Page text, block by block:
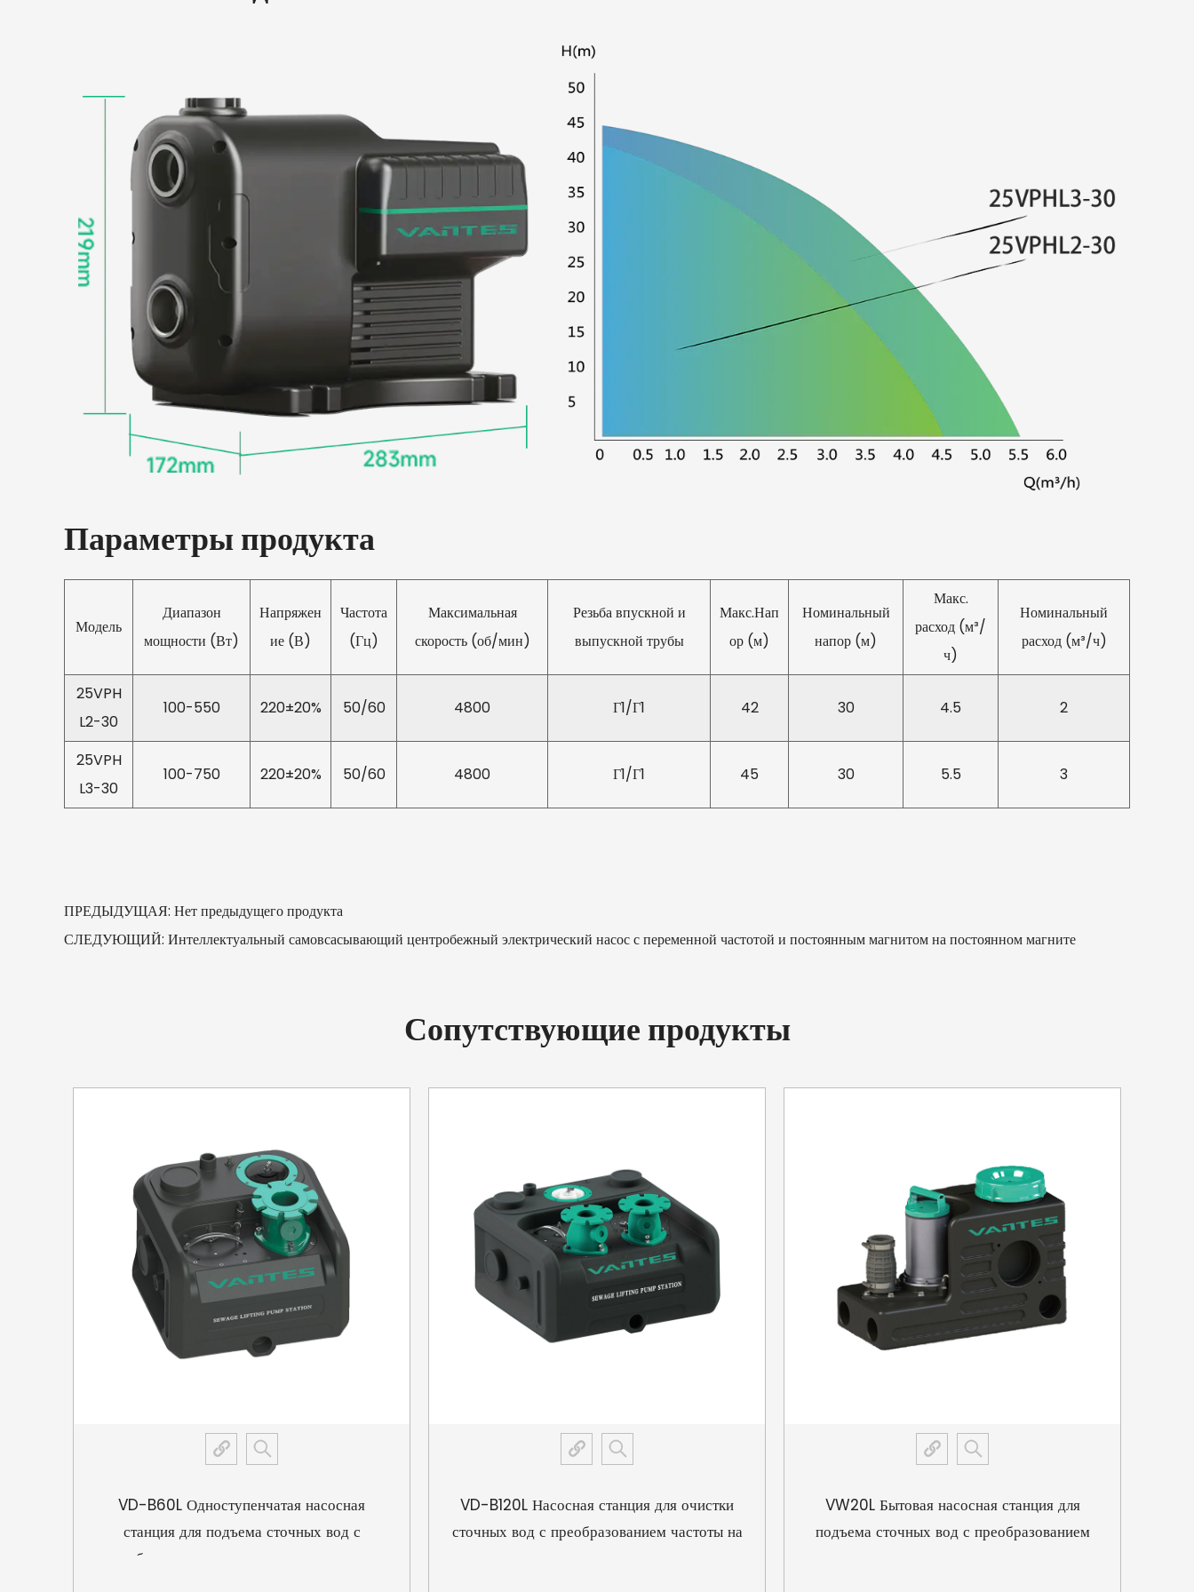
Повышенный комфорт пользователя: пониженный уровень шума
способствует созданию более приятной и свободной от стресса обстановки,
что делает насос VPHL хорошим выбором для домов и офисов, где снижение
шума является приоритетом.
Энергоэффективность и экологичность:
Частотно-регулируемый привод: В насосе используется двигатель с
частотно-регулируемым приводом (ЧРП) с постоянными магнитами,
классифицированный как IE5 (уровень эффективности 1). Эта передовая
технология позволяет насосу регулировать потребляемую мощность в
зависимости от нагрузки, что приводит к экономии энергии до 30% по
сравнению с традиционными асинхронными двигателями.
Экологические преимущества: за счет снижения энергопотребления и
устранения необходимости в резервуаре для воды насос VPHL способствует
созданию более устойчивого и экологически безопасного решения.
пользователям легко устанавливать желаемое давление с меньшими
усилиями. Интуитивный дизайн упрощает работу и повышает удобство
пользователя.
Простота обслуживания: конструкция центробежного рабочего колеса
либо проблем насос обеспечивает четкую индикацию неисправностей, что
позволяет легко выявлять и устранять потребности в техническом
обслуживании.
снаружи помещений.
гарантируя, что он сможет справиться с ситуациями, когда подача воды
Встроенная конструкция защиты от гидроударов: насос оснащен встроенным
водоснабжения.
Параметры продукта
Модель
Диапазон
мощности (Вт)
Напряжен
ие (В)
Частота
(Гц)
Максимальная
скорость (об/мин)
Резьба впускной и
выпускной трубы
Макс.Нап
ор (м)
Номинальный
напор (м)
Макс.
расход (м³/
ч)
Номинальный
расход (м³/ч)
25VPH
L2-30
100-550 220±20% 50/60 4800 Г1/Г1 42 30 4.5 2
25VPH
L3-30
100-750 220±20% 50/60 4800 Г1/Г1 45 30 5.5 3
ПРЕДЫДУЩАЯ: Нет предыдущего продукта
СЛЕДУЮЩИЙ: Интеллектуальный самовсасывающий центробежный электрический насос с переменной частотой и постоянным магнитом на постоянном магните
Сопутствующие продукты
VD-B60L Одноступенчатая насосная
станция для подъема сточных вод с
преобразованием частоты на постоянном
VD-B120L Насосная станция для очистки
сточных вод с преобразованием частоты на
VW20L Бытовая насосная станция для
подъема сточных вод с преобразованием